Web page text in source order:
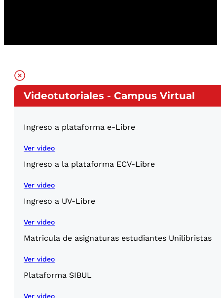
Videotutoriales - Campus Virtual
Ingreso a plataforma e-Libre
Ver video
Ingreso a la plataforma ECV-Libre
Ver video
Ingreso a UV-Libre
Ver video
Matricula de asignaturas estudiantes Unilibristas
Ver video
Plataforma SIBUL
Ver video